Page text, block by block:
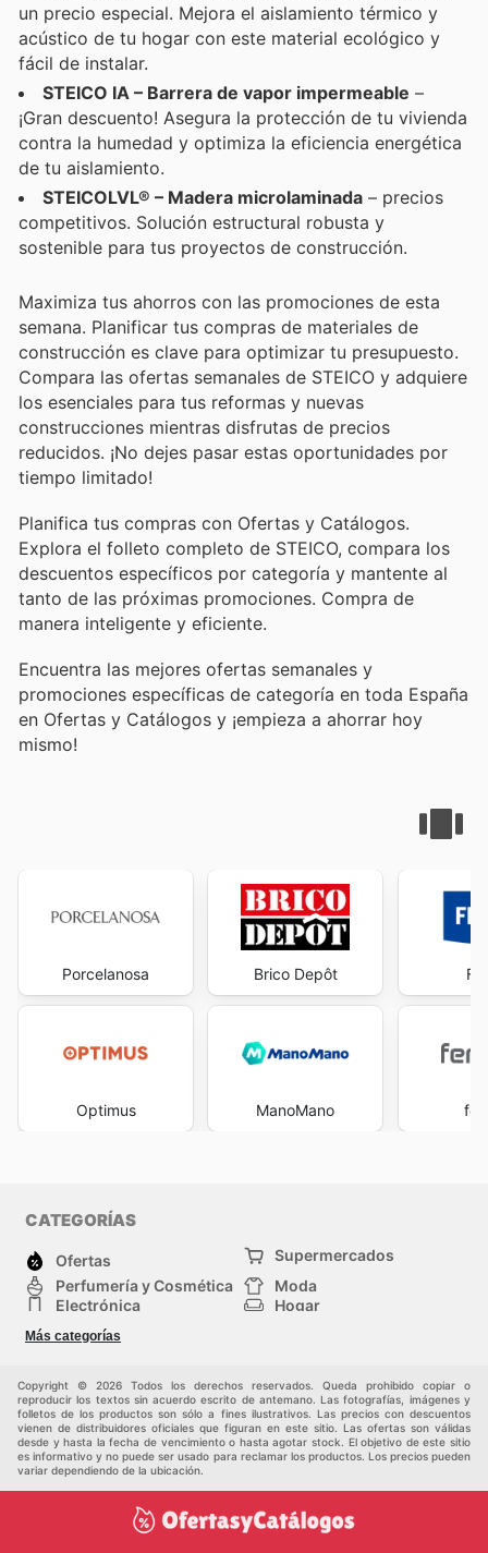
un precio especial. Mejora el aislamiento térmico y
acústico de tu hogar con este material ecológico y
fácil de instalar.
STEICO IA – Barrera de vapor impermeable –
¡Gran descuento! Asegura la protección de tu vivienda
contra la humedad y optimiza la eficiencia energética
de tu aislamiento.
STEICOLVL® – Madera microlaminada – precios
competitivos. Solución estructural robusta y
sostenible para tus proyectos de construcción.
Maximiza tus ahorros con las promociones de esta
semana. Planificar tus compras de materiales de
construcción es clave para optimizar tu presupuesto.
Compara las ofertas semanales de STEICO y adquiere
los esenciales para tus reformas y nuevas
construcciones mientras disfrutas de precios
reducidos. ¡No dejes pasar estas oportunidades por
tiempo limitado!
Planifica tus compras con Ofertas y Catálogos.
Explora el folleto completo de STEICO, compara los
descuentos específicos por categoría y mantente al
tanto de las próximas promociones. Compra de
manera inteligente y eficiente.
Encuentra las mejores ofertas semanales y
promociones específicas de categoría en toda España
en Ofertas y Catálogos y ¡empieza a ahorrar hoy
mismo!
Porcelanosa
Optimus
Brico Depôt
ManoMano
CATEGORÍAS
Ofertas
Supermercados
Perfumería y Cosmética
Moda
Electrónica
Hogar
Deporte
Juguetes y bebés
Más categorías
Copyright © 2026 Todos los derechos reservados. Queda prohibido copiar o
reproducir los textos sin acuerdo escrito de antemano. Las fotografías, imágenes y
folletos de los productos son sólo a fines ilustrativos. Las precios con descuentos
vienen de distribuidores oficiales que figuran en este sitio. Las ofertas son válidas
desde y hasta la fecha de vencimiento o hasta agotar stock. El objetivo de este sitio
es informativo y no puede ser usado para reclamar los productos. Los precios pueden
variar dependiendo de la ubicación.